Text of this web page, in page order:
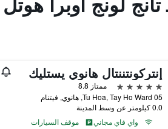
إنتركونتننتال هانوي يستليك
5 نجوم
ممتاز 8.8
05 Tu Hoa, Tay Ho Ward, هانوي, فيتنام
0.0 كيلومتر عن وسط المدينة
واي فاي مجاني
موقف السيارات